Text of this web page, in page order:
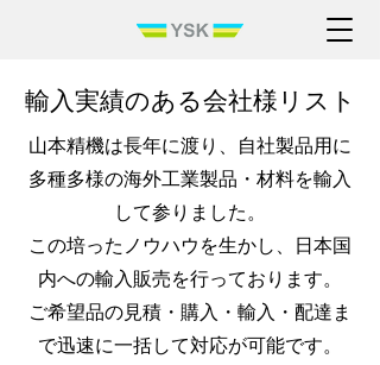
輸入実績のある会社様​リスト
山本精機は長年に渡り、自社製品用に
多種多様の海外工業製品・材料を輸入
して参りました。
この培ったノウハウを生かし、日本国
内への輸入販売を行っております。
​ご希望品の見積・購入・輸入・配達ま
で迅速に一括して対応が可能です。